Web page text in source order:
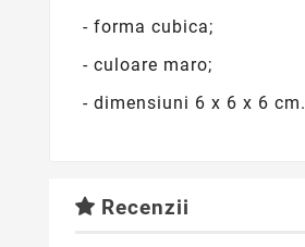
- forma cubica;
- culoare maro;
- dimensiuni 6 x 6 x 6 cm.
Recenzii